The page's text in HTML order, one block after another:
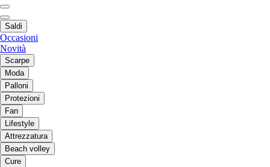
Saldi
Occasioni
Novità
Scarpe
Moda
Palloni
Protezioni
Fan
Lifestyle
Attrezzatura
Beach volley
Cure